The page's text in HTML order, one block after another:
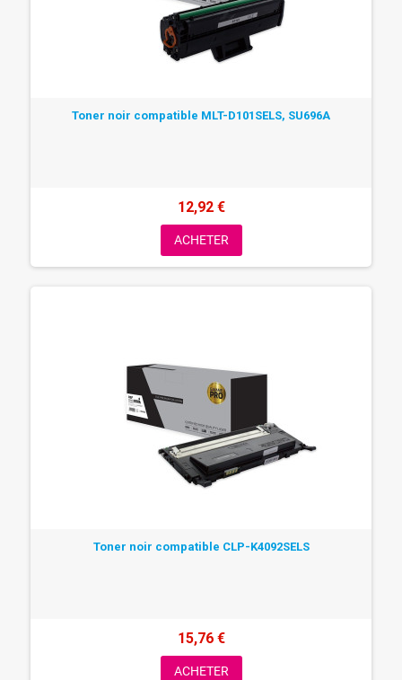
Toner noir compatible MLT-D101SELS, SU696A
12,92 €
ACHETER
Toner noir compatible CLP-K4092SELS
15,76 €
ACHETER